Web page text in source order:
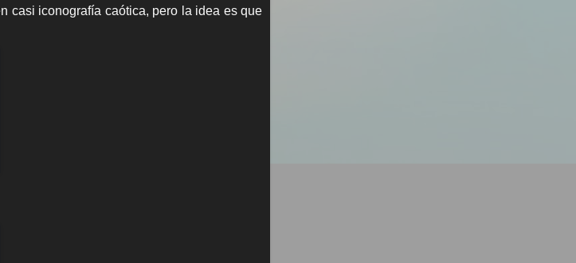
casi iconografía caótica, pero la idea es que